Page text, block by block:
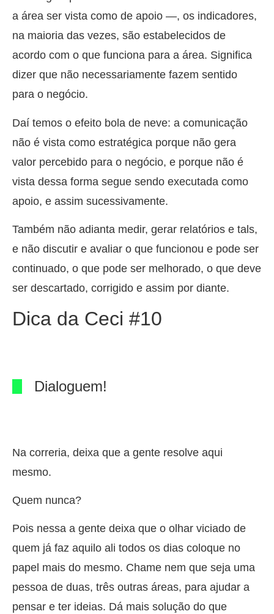
a área ser vista como de apoio —, os indicadores,
na maioria das vezes, são estabelecidos de
acordo com o que funciona para a área. Significa
dizer que não necessariamente fazem sentido
para o negócio.
Daí temos o efeito bola de neve: a comunicação
não é vista como estratégica porque não gera
valor percebido para o negócio, e porque não é
vista dessa forma segue sendo executada como
apoio, e assim sucessivamente.
Também não adianta medir, gerar relatórios e tals,
e não discutir e avaliar o que funcionou e pode ser
continuado, o que pode ser melhorado, o que deve
ser descartado, corrigido e assim por diante.
Dica da Ceci #10
Dialoguem!
Na correria, deixa que a gente resolve aqui
mesmo.
Quem nunca?
Pois nessa a gente deixa que o olhar viciado de
quem já faz aquilo ali todos os dias coloque no
papel mais do mesmo. Chame nem que seja uma
pessoa de duas, três outras áreas, para ajudar a
pensar e ter ideias. Dá mais solução do que